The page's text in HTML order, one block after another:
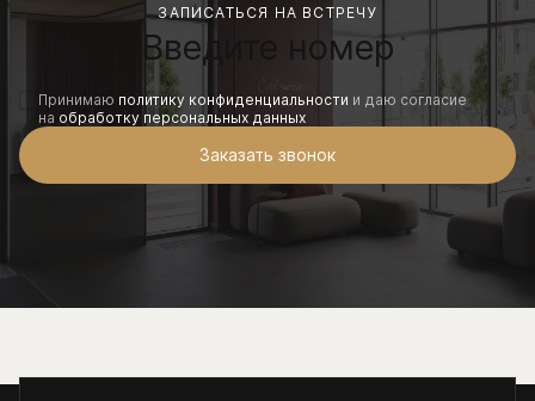
ЗАПИСАТЬСЯ НА ВСТРЕЧУ
Заказать звонок
Принимаю политику конфиденциальности и даю согласие
на обработку персональных данных